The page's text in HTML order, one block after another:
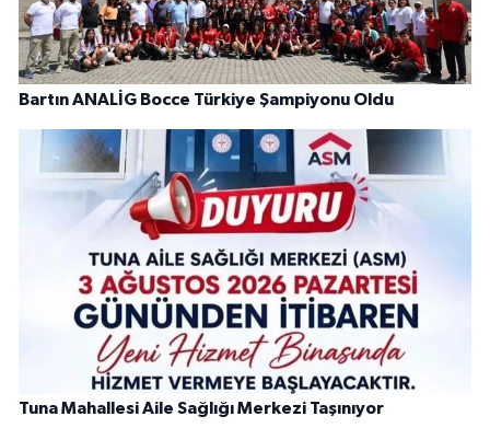
Bartın ANALİG Bocce Türkiye Şampiyonu Oldu
Tuna Mahallesi Aile Sağlığı Merkezi Taşınıyor